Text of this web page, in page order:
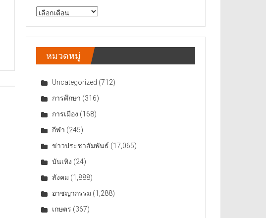
สารบัญ
หมวดหมู่
Uncategorized (712)
การศึกษา (316)
การเมือง (168)
กีฬา (245)
ข่าวประชาสัมพันธ์ (17,065)
บันเทิง (24)
สังคม (1,888)
อาชญากรรม (1,288)
เกษตร (367)